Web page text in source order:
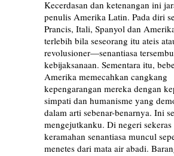
Kecerdasan dan ketenangan ini
penulis Amerika Latin. Pada diri
Prancis, Itali, Spanyol dan
terlebih bila seseorang itu ateis
revolusioner—senantiasa
kebijaksanaan. Sementara itu,
Amerika memecahkan cangkang
kepengarangan mereka dengan
simpati dan humanisme yang
dalam arti sebenar-benarnya. Ini
mengejutkanku. Di negeri
keramahan senantiasa muncul
menetes dari mata air abadi.